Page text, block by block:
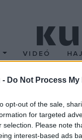
- Do Not Process
opt-out of the sale,
for targeted
selection. Please note
interest-based ads
VIDEÓ